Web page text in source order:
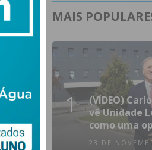
MAIS
1
(VÍDEO)
vê Unidade
como uma
23 DE